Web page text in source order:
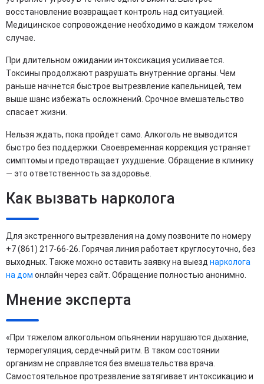
восстановление возвращает контроль над ситуацией.
Медицинское сопровождение необходимо в каждом тяжелом
случае.
При длительном ожидании интоксикация усиливается.
Токсины продолжают разрушать внутренние органы. Чем
раньше начнется быстрое вытрезвление капельницей, тем
выше шанс избежать осложнений. Срочное вмешательство
спасает жизни.
Нельзя ждать, пока пройдет само. Алкоголь не выводится
быстро без поддержки. Своевременная коррекция устраняет
симптомы и предотвращает ухудшение. Обращение в клинику
— это ответственность за здоровье.
Как вызвать нарколога
Для экстренного вытрезвления на дому позвоните по номеру
+7 (861) 217-66-26. Горячая линия работает круглосуточно, без
выходных. Также можно оставить заявку на выезд нарколога
на дом онлайн через сайт. Обращение полностью анонимно.
Мнение эксперта
«При тяжелом алкогольном опьянении нарушаются дыхание,
терморегуляция, сердечный ритм. В таком состоянии
организм не справляется без вмешательства врача.
Самостоятельное протрезвление затягивает интоксикацию и